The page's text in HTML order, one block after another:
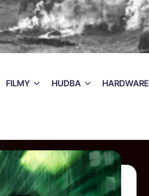
FILMY HUDBA HARDWARE